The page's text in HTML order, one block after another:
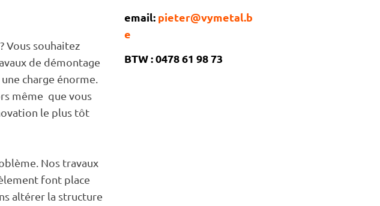
Vous souhaitez
de démontage
charge énorme.
même que vous
le plus tôt
Nos travaux
font place
altérer la structure
email: pieter@vymetal.b
e
BTW : 0478 61 98 73